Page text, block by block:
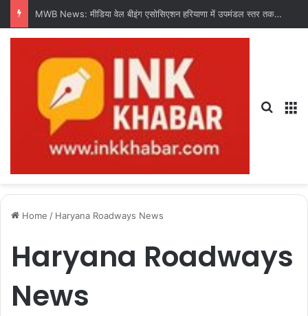
MWB News: मीडिया वेल बीइंग एसोसिएशन हरियाणा में उपमंडल स्तर तक संगठन का करेगी विस्तार : चंद्र शेखर धरणी
Home / Haryana Roadways News
Haryana Roadways
News